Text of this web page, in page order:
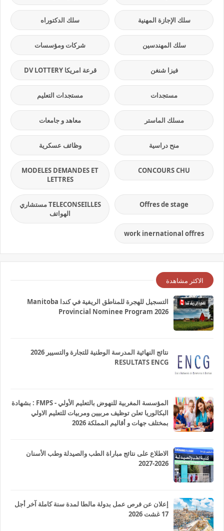
سلك الإجازة المهنية سلك الدكتوراه
سلك المهندسين شركات ومؤسسات
فيزا شنغن قرعة امريكا DV LOTTERY
مستجدات مستجدات التعليم
مسلك الماستر معاهد و جامعات
منح دراسية وظائف عسكرية
CONCOURS CHU
MODELES DEMANDES ET
LETTRES
Offres de stage
TELECONSEILLES مستشاري
الهواتف
work inernational offres
الاكثر مشاهدة
التسجيل للهجرة للمناطق الريفية في كندا Manitoba
Provincial Nominee Program 2026
نتائج النهائية المدرسة الوطنية للتجارة والتسيير 2026
RESULTATS ENCG
المؤسسة المغربية للنهوض بالتعليم الأولي - FMPS : بشهادة
البكالوريا تعلن توظيف مربيين ومربيات للتعليم الاولي
بمختلف جهات و أقاليم المملكة 2026
الاطلاع على نتائج مباراة الطب والصيدلة وطب الأسنان
2026-2027
إعلان عن فرص عمل بدولة مالطا لمدة سنة كاملة آخر أجل
17 غشت 2026